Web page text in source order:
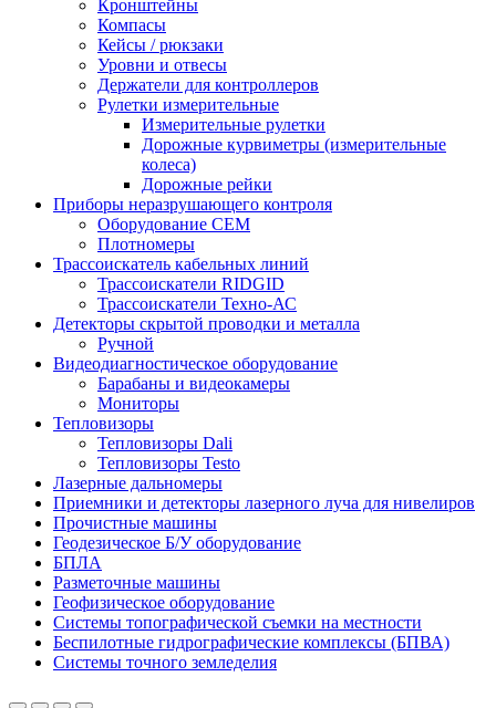
Кронштейны
Компасы
Кейсы / рюкзаки
Уровни и отвесы
Держатели для контроллеров
Рулетки измерительные
Измерительные рулетки
Дорожные курвиметры (измерительные
колеса)
Дорожные рейки
Приборы неразрушающего контроля
Оборудование CEM
Плотномеры
Трассоискатель кабельных линий
Трассоискатели RIDGID
Трассоискатели Техно-АС
Детекторы скрытой проводки и металла
Ручной
Видеодиагностическое оборудование
Барабаны и видеокамеры
Мониторы
Тепловизоры
Тепловизоры Dali
Тепловизоры Testo
Лазерные дальномеры
Приемники и детекторы лазерного луча для нивелиров
Прочистные машины
Геодезическое Б/У оборудование
БПЛА
Разметочные машины
Геофизическое оборудование
Системы топографической съемки на местности
Беспилотные гидрографические комплексы (БПВА)
Системы точного земледелия